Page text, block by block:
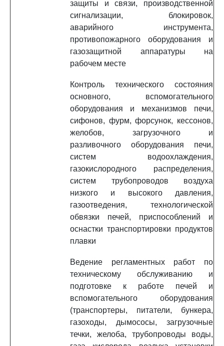
защиты и связи, производственной
сигнализации, блокировок,
аварийного инструмента,
противопожарного оборудования и
газозащитной аппаратуры на
рабочем месте
Контроль технического состояния
основного, вспомогательного
оборудования и механизмов печи,
сифонов, фурм, форсунок, кессонов,
желобов, загрузочного и
разливочного оборудования печи,
систем водоохлаждения,
газокислородного распределения,
систем трубопроводов воздуха
низкого и высокого давления,
газоотведения, технологической
обвязки печей, приспособлений и
оснастки транспортировки продуктов
плавки
Ведение регламентных работ по
техническому обслуживанию и
подготовке к работе печей и
вспомогательного оборудования
(транспортеры, питатели, бункера,
газоходы, дымососы, загрузочные
течки, желоба, трубопроводы воды,